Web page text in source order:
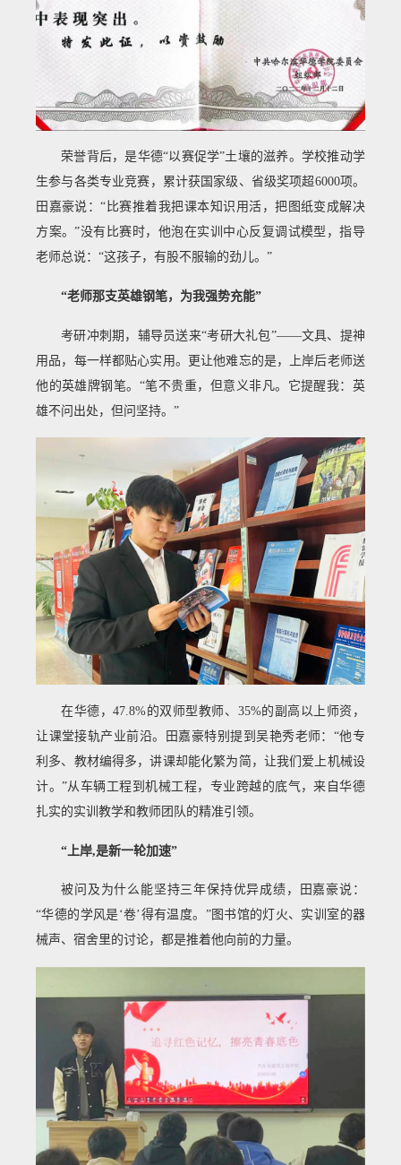
荣誉背后，是华德“以赛促学”土壤的滋养。学校推动学
生参与各类专业竞赛，累计获国家级、省级奖项超6000项。
田嘉豪说：“比赛推着我把课本知识用活，把图纸变成解决
方案。”没有比赛时，他泡在实训中心反复调试模型，指导
老师总说：“这孩子，有股不服输的劲儿。”
“老师那支英雄钢笔，为我强势充能”
考研冲刺期，辅导员送来“考研大礼包”——文具、提神
用品，每一样都贴心实用。更让他难忘的是，上岸后老师送
他的英雄牌钢笔。“笔不贵重，但意义非凡。它提醒我：英
雄不问出处，但问坚持。”
在华德，47.8%的双师型教师、35%的副高以上师资，
让课堂接轨产业前沿。田嘉豪特别提到吴艳秀老师：“他专
利多、教材编得多，讲课却能化繁为简，让我们爱上机械设
计。”从车辆工程到机械工程，专业跨越的底气，来自华德
扎实的实训教学和教师团队的精准引领。
“上岸,是新一轮加速”
被问及为什么能坚持三年保持优异成绩，田嘉豪说：
“华德的学风是‘卷’得有温度。”图书馆的灯火、实训室的器
械声、宿舍里的讨论，都是推着他向前的力量。